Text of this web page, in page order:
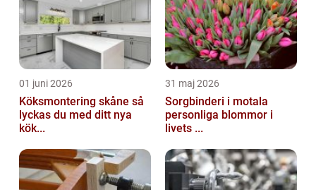
01 juni 2026
Köksmontering skåne så
lyckas du med ditt nya
kök...
31 maj 2026
Sorgbinderi i motala
personliga blommor i
livets ...